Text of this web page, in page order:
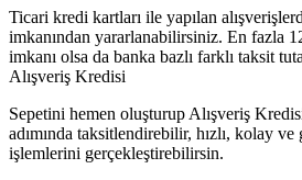
Ticari kredi kartları ile yapılan
imkanından yararlanabilirsiniz. En fazla
imkanı olsa da banka bazlı farklı taksit
Alışveriş Kredisi
Sepetini hemen oluşturup Alışveriş
adımında taksitlendirebilir, hızlı, kolay
işlemlerini gerçekleştirebilirsin.